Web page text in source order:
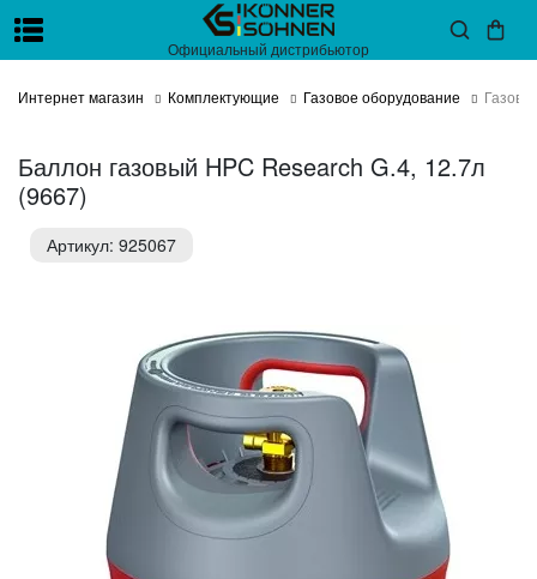
Официальный дистрибьютор
Интернет магазин Комплектующие Газовое оборудование
Баллон газовый HPC Research G.4, 12.7л
(9667)
Артикул: 925067